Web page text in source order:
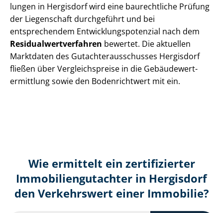
lun­gen in Hergisdorf wird eine baurechtliche Prüfung
der Liegenschaft durchgeführt und bei
entsprechendem Ent­wick­lungs­po­ten­zi­al nach dem
Re­si­du­al­wert­ver­fah­ren bewertet. Die aktuellen
Marktdaten des Gut­ach­ter­aus­schus­ses Hergisdorf
fließen über Ver­gleichs­prei­se in die Ge­bäu­de­wert­
ermitt­lung sowie den Bodenrichtwert mit ein.
Wie ermittelt ein zertifizierter
Immobilien­gutachter in Hergisdorf
den Verkehrswert einer Immobilie?